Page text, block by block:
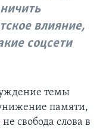
влияние,
соцсети
темы
памяти,
свобода слова в